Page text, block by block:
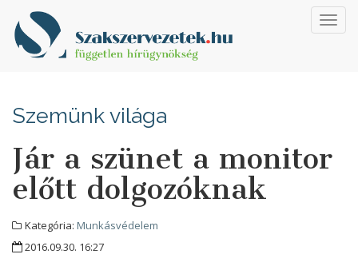
Szemünk világa
Jár a szünet a monitor
előtt dolgozóknak
Kategória: Munkásvédelem
2016.09.30. 16:27